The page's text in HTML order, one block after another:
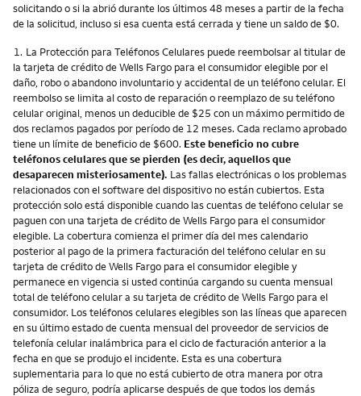
solicitando o si la abrió durante los últimos 48 meses a partir de la fecha
de la solicitud, incluso si esa cuenta está cerrada y tiene un saldo de $0.
Nota
1. La Protección para Teléfonos Celulares puede reembolsar al titular de
la tarjeta de crédito de Wells Fargo para el consumidor elegible por el
daño, robo o abandono involuntario y accidental de un teléfono celular. El
reembolso se limita al costo de reparación o reemplazo de su teléfono
celular original, menos un deducible de $25 con un máximo permitido de
dos reclamos pagados por período de 12 meses. Cada reclamo aprobado
tiene un límite de beneficio de $600. Este beneficio no cubre
teléfonos celulares que se pierden (es decir, aquellos que
desaparecen misteriosamente). Las fallas electrónicas o los problemas
relacionados con el software del dispositivo no están cubiertos. Esta
protección solo está disponible cuando las cuentas de teléfono celular se
paguen con una tarjeta de crédito de Wells Fargo para el consumidor
elegible. La cobertura comienza el primer día del mes calendario
posterior al pago de la primera facturación del teléfono celular en su
tarjeta de crédito de Wells Fargo para el consumidor elegible y
permanece en vigencia si usted continúa cargando su cuenta mensual
total de teléfono celular a su tarjeta de crédito de Wells Fargo para el
consumidor. Los teléfonos celulares elegibles son las líneas que aparecen
en su último estado de cuenta mensual del proveedor de servicios de
telefonía celular inalámbrica para el ciclo de facturación anterior a la
fecha en que se produjo el incidente. Esta es una cobertura
suplementaria para lo que no está cubierto de otra manera por otra
póliza de seguro, podría aplicarse después de que todos los demás